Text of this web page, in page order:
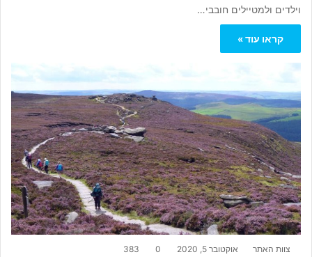
וילדים ולמטיילים חובבי…
קראו עוד »
צוות האתר אוקטובר 5, 2020 0
383